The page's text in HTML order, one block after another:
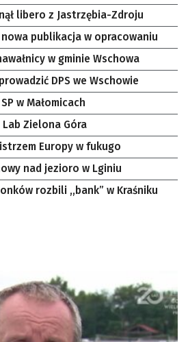
libero z Jastrzębia-Zdroju
nowa publikacja w opracowaniu
w gminie Wschowa
DPS we Wschowie
w Małomicach
Lab Zielona Góra
Europy w fukugo
nad jezioro w Lginiu
rozbili ,,bank” w Kraśniku